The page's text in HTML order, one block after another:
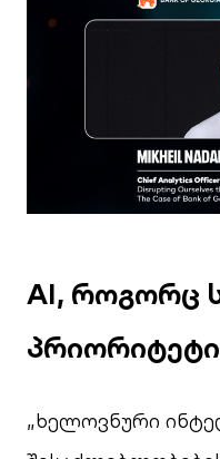
AI, როგორც
პრიორიტეტი
„ხელოვნური